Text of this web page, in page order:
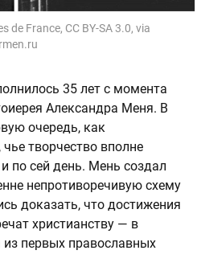
de France, CC BY-SA 3.0, via
35 лет с момента
Александра Меня. В
очередь, как
творчество вполне
по сей день. Мень создал
непротиворечивую схему
доказать, что достижения
христианству — в
первых православных